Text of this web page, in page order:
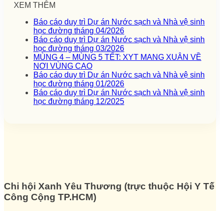
XEM THÊM
Báo cáo duy trì Dự án Nước sạch và Nhà vệ sinh
học đường tháng 04/2026
Báo cáo duy trì Dự án Nước sạch và Nhà vệ sinh
học đường tháng 03/2026
MÙNG 4 – MÙNG 5 TẾT: XYT MANG XUÂN VỀ
NƠI VÙNG CAO
Báo cáo duy trì Dự án Nước sạch và Nhà vệ sinh
học đường tháng 01/2026
Báo cáo duy trì Dự án Nước sạch và Nhà vệ sinh
học đường tháng 12/2025
Chi hội Xanh Yêu Thương (trực thuộc Hội Y Tế
Công Cộng TP.HCM)